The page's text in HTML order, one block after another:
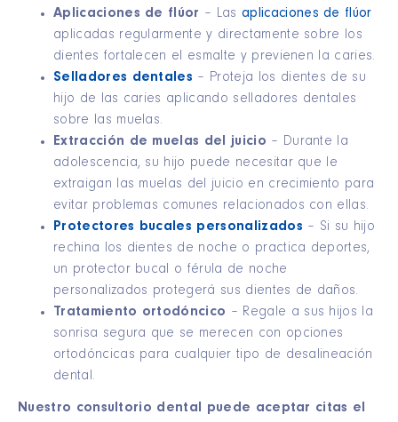
Aplicaciones de flúor – Las aplicaciones de flúor
aplicadas regularmente y directamente sobre los
dientes fortalecen el esmalte y previenen la caries.
Selladores dentales – Proteja los dientes de su
hijo de las caries aplicando selladores dentales
sobre las muelas.
Extracción de muelas del juicio – Durante la
adolescencia, su hijo puede necesitar que le
extraigan las muelas del juicio en crecimiento para
evitar problemas comunes relacionados con ellas.
Protectores bucales personalizados – Si su hijo
rechina los dientes de noche o practica deportes,
un protector bucal o férula de noche
personalizados protegerá sus dientes de daños.
Tratamiento ortodóncico – Regale a sus hijos la
sonrisa segura que se merecen con opciones
ortodóncicas para cualquier tipo de desalineación
dental.
Nuestro consultorio dental puede aceptar citas el